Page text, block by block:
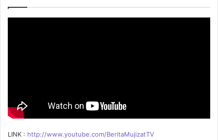
f
o
LINK : http://www.youtube.com/BeritaMujizatTV